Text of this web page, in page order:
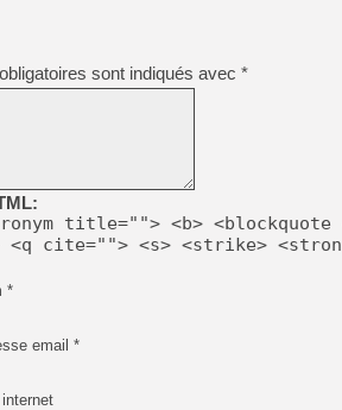
[Mo5] Deux inédits du
[GK] Le beat'em up The
[GK] Endless Legend 2 :
[LS] [PS5] Premiers
sont indiqués avec *
title=""> <b> <blockquote
<q cite=""> <s> <strike>
*
email *